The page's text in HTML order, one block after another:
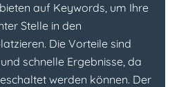
auf Keywords, um Ihre
Stelle in den
Die Vorteile sind
schnelle Ergebnisse, da
werden können. Der